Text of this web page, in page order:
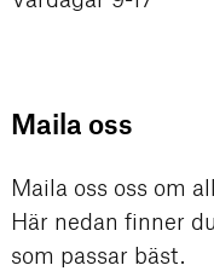
Maila oss
Maila oss oss om
Här nedan finner
som passar bäst.